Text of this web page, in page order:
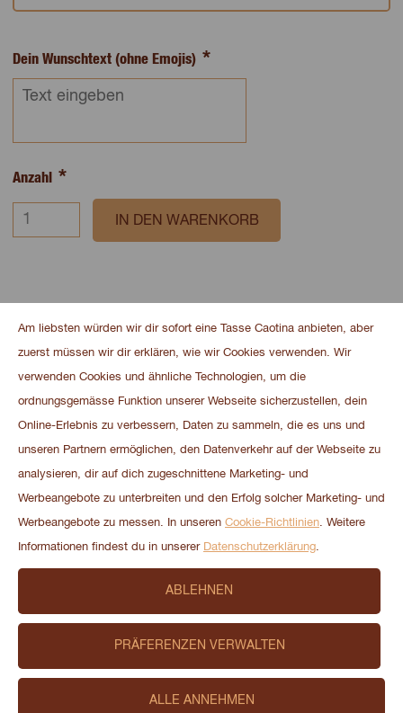
Dein Wunschtext (ohne Emojis)
Anzahl
Weitere Produkte
Am liebsten würden wir dir sofort eine Tasse Caotina anbieten, aber
zuerst müssen wir dir erklären, wie wir Cookies verwenden. Wir
verwenden Cookies und ähnliche Technologien, um die
ordnungsgemässe Funktion unserer Webseite sicherzustellen, dein
Online-Erlebnis zu verbessern, Daten zu sammeln, die es uns und
unseren Partnern ermöglichen, den Datenverkehr auf der Webseite zu
analysieren, dir auf dich zugeschnittene Marketing- und
Werbeangebote zu unterbreiten und den Erfolg solcher Marketing- und
Werbeangebote zu messen. In unseren Cookie-Richtlinien. Weitere
Informationen findest du in unserer Datenschutzerklärung.
ABLEHNEN
PRÄFERENZEN VERWALTEN
ALLE ANNEHMEN